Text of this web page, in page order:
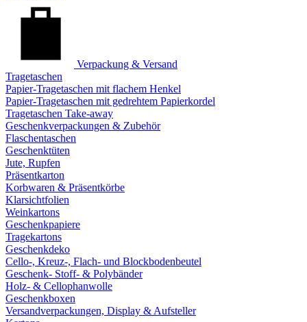
Verpackung & Versand
Tragetaschen
Papier-Tragetaschen mit flachem Henkel
Papier-Tragetaschen mit gedrehtem Papierkordel
Tragetaschen Take-away
Geschenkverpackungen & Zubehör
Flaschentaschen
Geschenktüten
Jute, Rupfen
Präsentkarton
Korbwaren & Präsentkörbe
Klarsichtfolien
Weinkartons
Geschenkpapiere
Tragekartons
Geschenkdeko
Cello-, Kreuz-, Flach- und Blockbodenbeutel
Geschenk- Stoff- & Polybänder
Holz- & Cellophanwolle
Geschenkboxen
Versandverpackungen, Display & Aufsteller